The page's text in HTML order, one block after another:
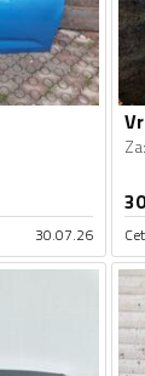
30.07.26
Za: